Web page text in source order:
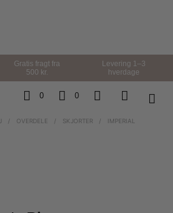
Gratis fragt fra
500 kr.
Levering 1–3
hverdage
0 0
/ OVERDELE / SKJORTER /
IMPERIAL